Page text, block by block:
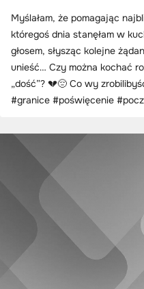
Myślałam, że pomagając
któregoś dnia stanęłam w
głosem, słysząc kolejne
unieść… Czy można kochać
„dość”? 💔😔 Co wy
#granice #poświęcenie